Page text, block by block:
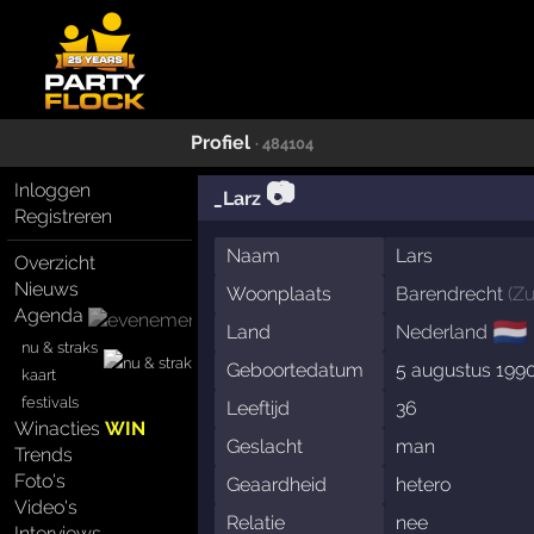
Profiel · 484104
Inloggen
Registreren
Overzicht
Nieuws
Agenda
nu & straks
kaart
festivals
WinactiesWIN
Trends
Foto's
Video's
_Larz 📷
Naam
Lars
Woonplaats
Barendrecht (
Land
Nederland 🇳🇱
Geboortedatum
5 augustus
Leeftijd
36
Geslacht
man
Geaardheid
hetero
Relatie
nee